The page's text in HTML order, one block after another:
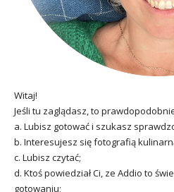
Witaj!
Jeśli tu zaglądasz, to
a. Lubisz gotować i szukasz
b. Interesujesz się fotografią
c. Lubisz czytać;
d. Ktoś powiedział Ci, ze Addio to
gotowaniu;